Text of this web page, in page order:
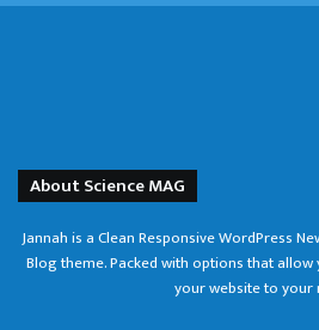
About Science MAG
Jannah is a Clean Responsive WordPress
Blog theme. Packed with options that
your website to your